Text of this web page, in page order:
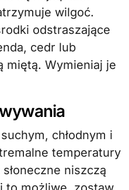
wilgoć.
odstraszające
cedr lub
miętą. Wymieniaj je
chłodnym i
temperatury
niszczą